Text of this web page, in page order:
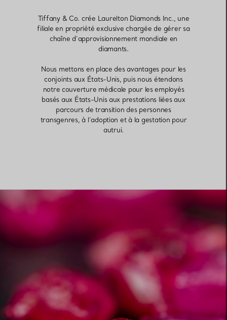
Tiffany & Co. crée Laurelton Diamonds Inc., une
filiale en propriété exclusive chargée de gérer sa
chaîne d’approvisionnement mondiale en
diamants.
Nous mettons en place des avantages pour les
conjoints aux États-Unis, puis nous étendons
notre couverture médicale pour les employés
basés aux États-Unis aux prestations liées aux
parcours de transition des personnes
transgenres, à l’adoption et à la gestation pour
autrui.